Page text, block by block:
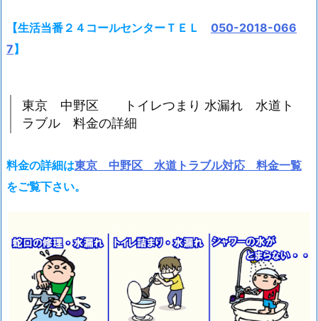
ル
詳
細
2.
東
野
区
ト
イ
レ
【生活当番２４コールセンターＴＥＬ 050-2018-066
7】
東京 中野区 トイレつまり 水漏れ 水道ト
ラブル 料金の詳細
料金の詳細は東京 中野区 水道トラブル対応 料金一覧
をご覧下さい。